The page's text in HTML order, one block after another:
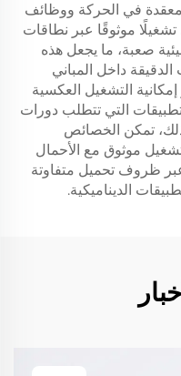
معقدة في الحركة ووظائف
موثوقًا عبر نطاقات
صعبة، ما يجعل هذه
داخل المباني
التشغيل العكسية
التي تتطلب دورات
تمكن الخصائص
موثوق مع الأحمال
عبر ظروف تحميل متفاوتة
الديناميكية.